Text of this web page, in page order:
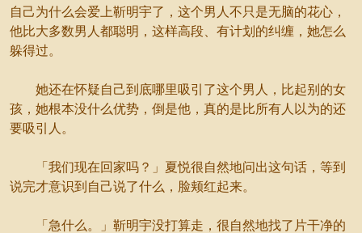
自己为什么会爱上靳明宇了，这个男人不只是无脑的花心，
他比大多数男人都聪明，这样高段、有计划的纠缠，她怎么
躲得过。
她还在怀疑自己到底哪里吸引了这个男人，比起别的女
孩，她根本没什么优势，倒是他，真的是比所有人以为的还
要吸引人。
「我们现在回家吗？」夏悦很自然地问出这句话，等到
说完才意识到自己说了什么，脸颊红起来。
「急什么。」靳明宇没打算走，很自然地找了片干净的